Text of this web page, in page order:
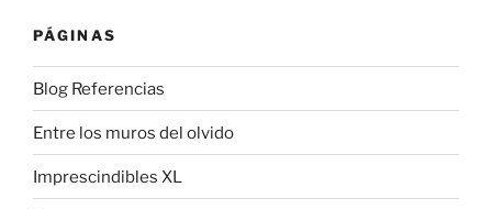
PÁGINAS
Blog Referencias
Entre los muros del olvido
Imprescindibles XL